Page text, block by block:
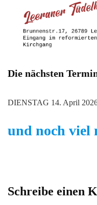
Die nächsten
DIENSTAG 14. April
und noch
Schreibe einen